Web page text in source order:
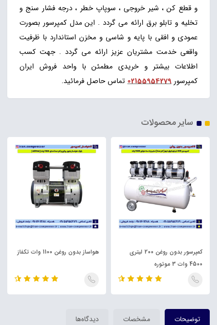
و قطع کن ، شیر خروجی ، سوپاپ خطر ، درجه فشار سنج و
تخلیه و تابلو برق ارائه می گردد . این مدل کمپرسور بصورت
عمودی و افقی با پایه و شاسی و مخزن استاندارد با ظرفیت
واقعی خدمت مشتریان عزیز ارائه می گردد . جهت کسب
اطلاعات بیشتر و خریدی مطمئن با واحد فروش ایران
کمپرسور 02155954279 تماس حاصل فرمائید.
سایر محصولات
کمپرسور بدون روغن 200 لیتری
4500 وات 3 موتوره
هواساز بدون روغن 1100 وات تکفاز
توضیحات مشخصات دیدگاه‌ها